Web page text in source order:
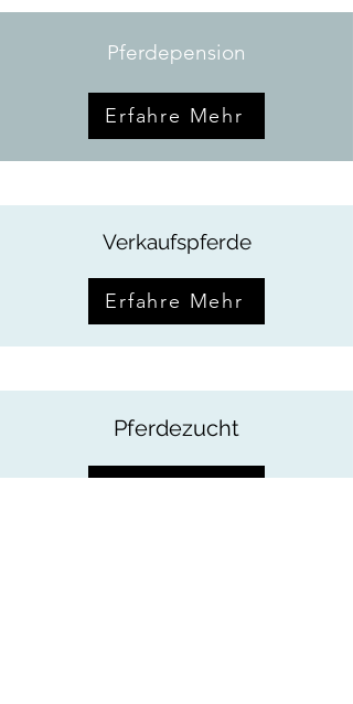
Pferdepension
Erfahre Mehr
Verkaufspferde
Erfahre Mehr
Pferdezucht